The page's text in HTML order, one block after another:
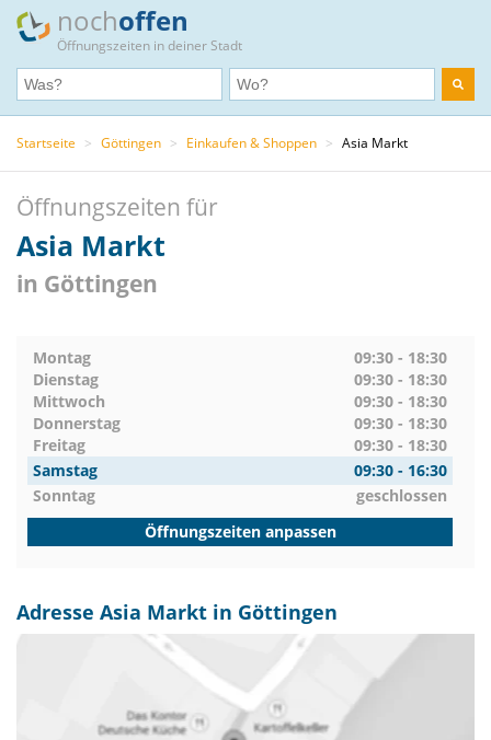
nochoffen
Öffnungszeiten in deiner Stadt
Startseite > Göttingen > Einkaufen & Shoppen > Asia Markt
Öffnungszeiten für
Asia Markt
in Göttingen
Montag
09:30 - 18:30
Dienstag
09:30 - 18:30
Mittwoch
09:30 - 18:30
Donnerstag
09:30 - 18:30
Freitag
09:30 - 18:30
Samstag
09:30 - 16:30
Sonntag
geschlossen
Öffnungszeiten anpassen
Adresse Asia Markt in Göttingen